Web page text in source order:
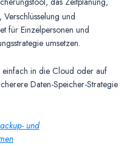
und
für Einzelpersonen und
umsetzen.
einfach in die Cloud oder auf
Daten-Speicher-Strategie
und